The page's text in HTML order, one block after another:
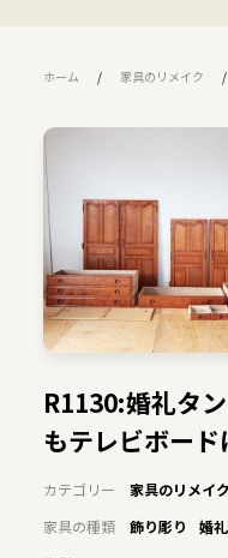
ホーム 家具のリメイク
R1130:婚礼タ
もテレビボード
カテゴリー 家具のリメイク
家具の種類
飾り彫り 婚